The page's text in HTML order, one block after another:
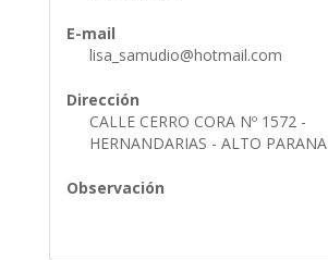
E-mail
lisa_samudio@hotmail.com
Dirección
CALLE CERRO CORA Nº 1572 -
HERNANDARIAS - ALTO PARANA
Observación